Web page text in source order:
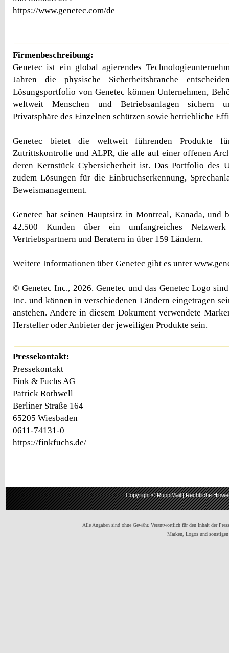
https://www.genetec.com/de
Firmenbeschreibung:
Genetec ist ein global agierendes
Jahren die physische Sicherheitsbranche
Lösungsportfolio von Genetec können Unternehmen,
weltweit Menschen und Betriebsanlagen sichern
Privatsphäre des Einzelnen schützen sowie betriebliche
Genetec bietet die weltweit führenden Produkte für
Zutrittskontrolle und ALPR, die alle auf einer offenen
deren Kernstück Cybersicherheit ist. Das Portfolio des
zudem Lösungen für die Einbruchserkennung,
Beweismanagement.
Genetec hat seinen Hauptsitz in Montreal, Kanada, und
42.500 Kunden über ein umfangreiches
Vertriebspartnern und Beratern in über 159 Ländern.
Weitere Informationen über Genetec gibt es unter
© Genetec Inc., 2026. Genetec und das Genetec Logo
Inc. und können in verschiedenen Ländern eingetragen
anstehen. Andere in diesem Dokument verwendete
Hersteller oder Anbieter der jeweiligen Produkte sein.
Pressekontakt:
Pressekontakt
Fink & Fuchs AG
Patrick Rothwell
Berliner Straße 164
65205 Wiesbaden
0611-74131-0
https://finkfuchs.de/
Copyright ©RuppiMail|Rechtliche
Alle Angaben sind ohne Gewähr. Verantwortlich für den Inhalt der
Marken, Logos und